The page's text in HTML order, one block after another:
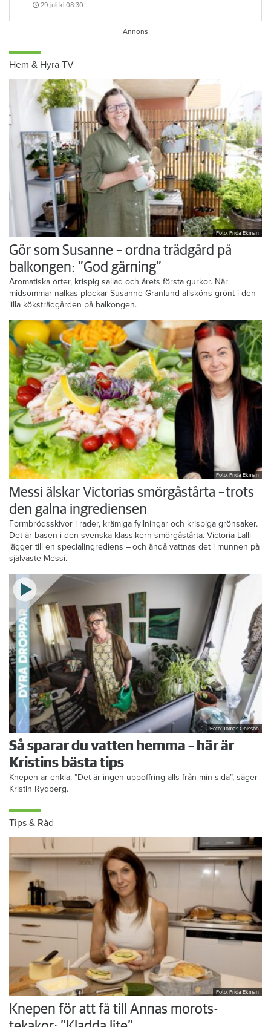
29 juli kl 08:30
Hem & Hyra TV
Foto: Frida Ekman
Gör som Susanne – ordna trädgård på
balkongen: ”God gärning”
Aromatiska örter, krispig sallad och årets första gurkor. När
midsommar nalkas plockar Susanne Granlund allsköns grönt i den
lilla köksträdgården på balkongen.
Foto: Frida Ekman
Messi älskar Victorias smörgåstårta – trots
den galna ingrediensen
Formbrödsskivor i rader, krämiga fyllningar och krispiga grönsaker.
Det är basen i den svenska klassikern smörgåstårta. Victoria Lalli
lägger till en specialingrediens – och ändå vattnas det i munnen på
självaste Messi.
Foto: Tomas Ohlsson
Så sparar du vatten hemma – här är
Kristins bästa tips
Knepen är enkla: ”Det är ingen uppoffring alls från min sida”, säger
Kristin Rydberg.
Tips & Råd
Foto: Frida Ekman
Knepen för att få till Annas morots-